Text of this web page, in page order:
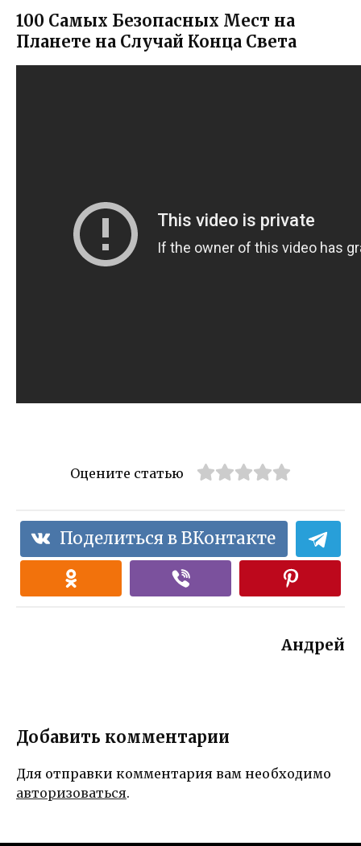
100 Самых Безопасных Мест на
Планете на Случай Конца Света
Оцените статью
Поделиться в ВКонтакте
Андрей
Добавить комментарии
Для отправки комментария вам необходимо
авторизоваться.